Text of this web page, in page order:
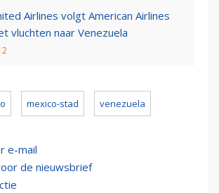
Airlines volgt American Airlines
vluchten naar Venezuela
mexico-stad venezuela
e-mail
de nieuwsbrief